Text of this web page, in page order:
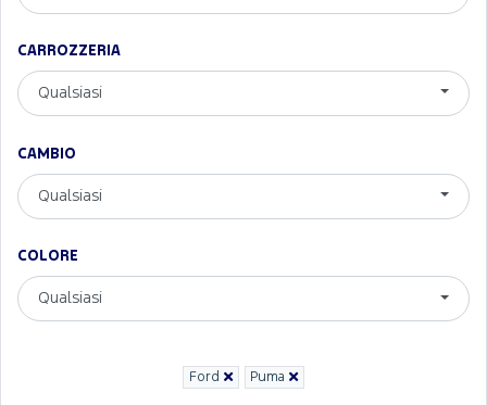
CARROZZERIA
Qualsiasi
CAMBIO
Qualsiasi
COLORE
Qualsiasi
Ford Puma